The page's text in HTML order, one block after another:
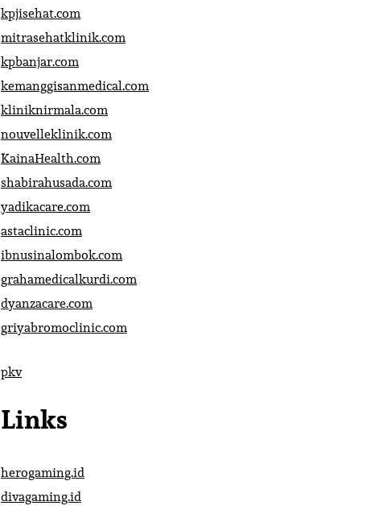
kpjisehat.com
mitrasehatklinik.com
kpbanjar.com
kemanggisanmedical.com
kliniknirmala.com
nouvelleklinik.com
KainaHealth.com
shabirahusada.com
yadikacare.com
astaclinic.com
ibnusinalombok.com
grahamedicalkurdi.com
dyanzacare.com
griyabromoclinic.com
pkv
Links
herogaming.id
divagaming.id